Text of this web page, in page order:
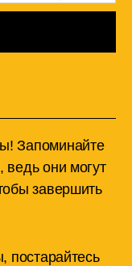
Запоминайте
ведь они могут
завершить